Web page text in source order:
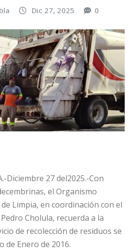
Dic 27, 2025 0
Diciembre 27 del2025.-Con
el Organismo
Limpia, en coordinación con el
Cholula, recuerda a la
de recolección de residuos se
de Enero de 2016.